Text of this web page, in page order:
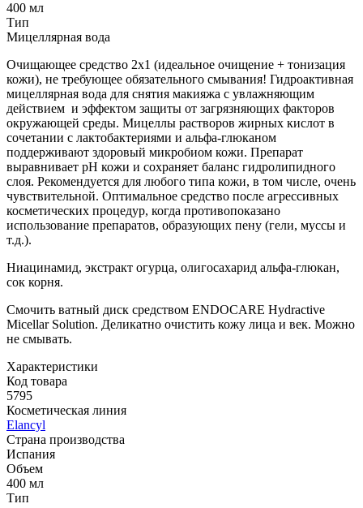
400 мл
Тип
Мицеллярная вода
Очищающее средство 2х1 (идеальное очищение + тонизация
кожи), не требующее обязательного смывания! Гидроактивная
мицеллярная вода для снятия макияжа с увлажняющим
действием и эффектом защиты от загрязняющих факторов
окружающей среды. Мицеллы растворов жирных кислот в
сочетании с лактобактериями и альфа-глюканом
поддерживают здоровый микробиом кожи. Препарат
выравнивает рН кожи и сохраняет баланс гидролипидного
слоя. Рекомендуется для любого типа кожи, в том числе, очень
чувствительной. Оптимальное средство после агрессивных
косметических процедур, когда противопоказано
использование препаратов, образующих пену (гели, муссы и
т.д.).
Ниацинамид, экстракт огурца, олигосахарид альфа-глюкан,
сок корня.
Смочить ватный диск средством ENDOCARE Hydractive
Micellar Solution. Деликатно очистить кожу лица и век. Можно
не смывать.
Характеристики
Код товара
5795
Косметическая линия
Elancyl
Страна производства
Испания
Объем
400 мл
Тип